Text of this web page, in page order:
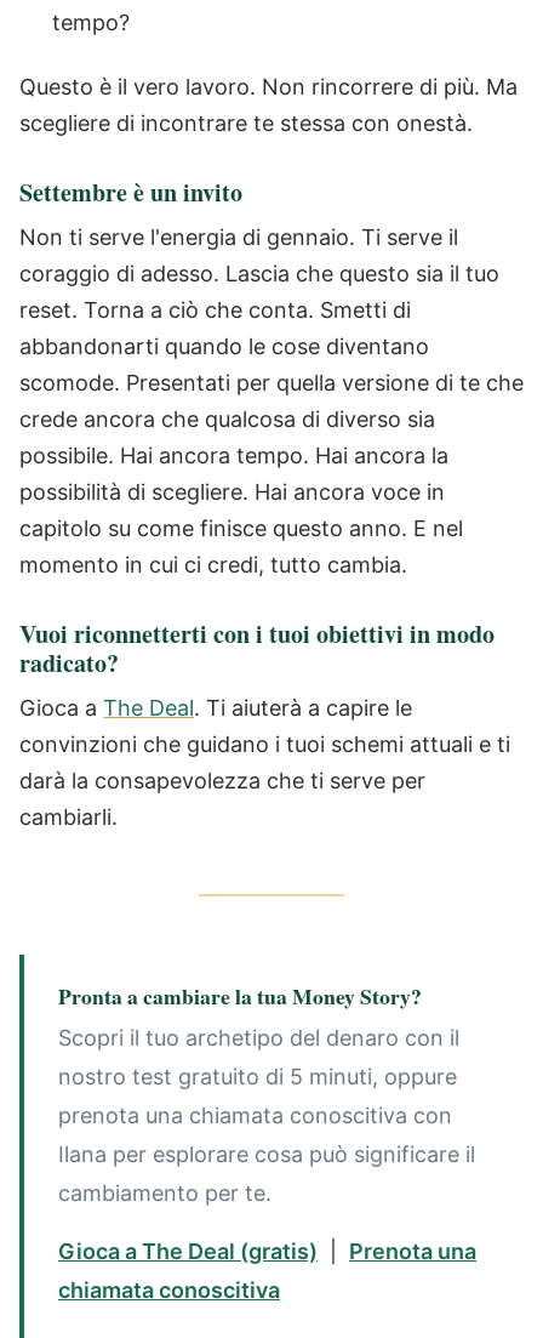
tempo?
Questo è il vero lavoro. Non rincorrere di più. Ma
scegliere di incontrare te stessa con onestà.
Settembre è un invito
Non ti serve l'energia di gennaio. Ti serve il
coraggio di adesso. Lascia che questo sia il tuo
reset. Torna a ciò che conta. Smetti di
abbandonarti quando le cose diventano
scomode. Presentati per quella versione di te che
crede ancora che qualcosa di diverso sia
possibile. Hai ancora tempo. Hai ancora la
possibilità di scegliere. Hai ancora voce in
capitolo su come finisce questo anno. E nel
momento in cui ci credi, tutto cambia.
Vuoi riconnetterti con i tuoi obiettivi in modo
radicato?
Gioca a The Deal. Ti aiuterà a capire le
convinzioni che guidano i tuoi schemi attuali e ti
darà la consapevolezza che ti serve per
cambiarli.
Pronta a cambiare la tua Money Story?
Scopri il tuo archetipo del denaro con il
nostro test gratuito di 5 minuti, oppure
prenota una chiamata conoscitiva con
Ilana per esplorare cosa può significare il
cambiamento per te.
Gioca a The Deal (gratis)
Prenota una
chiamata conoscitiva